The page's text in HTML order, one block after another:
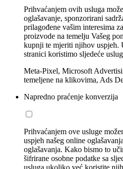
Prihvaćanjem ovih usluga
oglašavanje, sponzorirani
prilagođene vašim interesima
proizvode na temelju Vašeg
kupnji te mjeriti njihov uspjeh.
stranici koristimo sljedeće
Meta-Pixel, Microsoft
temeljene na klikovima, Ads
Napredno praćenje konverzija
Prihvaćanjem ove usluge
uspjeh našeg online
oglašavanja. Kako bismo to
šifrirane osobne podatke sa